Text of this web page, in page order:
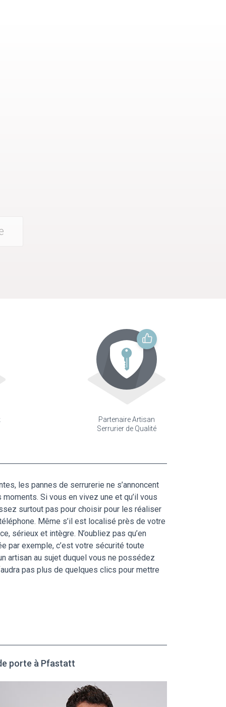
Partenaire Artisan
Serrurier de Qualité
les pannes de serrurerie ne s’annoncent
Si vous en vivez une et qu’il vous
surtout pas pour choisir pour les réaliser
Même s’il est localisé près de votre
sérieux et intègre. N’oubliez pas qu’en
par exemple, c’est votre sécurité toute
artisan au sujet duquel vous ne possédez
pas plus de quelques clics pour mettre
porte à Pfastatt